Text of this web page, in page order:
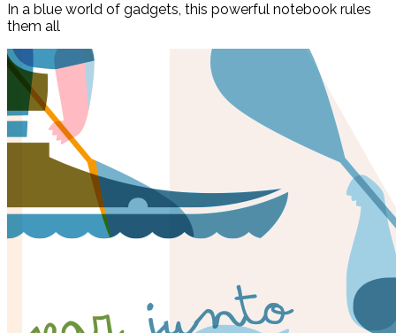
In a blue world of gadgets, this powerful notebook rules
them all